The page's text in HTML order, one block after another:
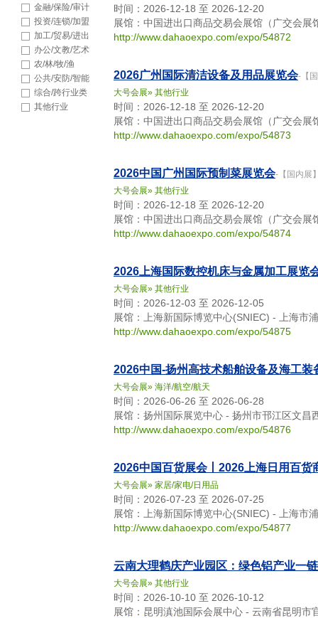
金融/保险/审计
投资/连锁/加盟
加工/贸易/进出
口 办公/文教/艺术
农/林/牧/渔
公共/安防/智能
综合/跨行业类
其他行业
时间：2026-12-18 至 2026-12-20
展馆：中国进出口商品交易会展馆（广交会
http://www.dahaoexpo.com/expo/54872
2026广州国际清洁设备及用品展览会-【
大号会展» 其他行业
时间：2026-12-18 至 2026-12-20
展馆：中国进出口商品交易会展馆（广交会
http://www.dahaoexpo.com/expo/54873
2026中国广州国际预制菜展览会-【国内展
大号会展» 其他行业
时间：2026-12-18 至 2026-12-20
展馆：中国进出口商品交易会展馆（广交会
http://www.dahaoexpo.com/expo/54874
2026上海国际数控机床与金属加工展览
大号会展» 其他行业
时间：2026-12-03 至 2026-12-05
展馆：上海新国际博览中心(SNIEC) - 上海市
http://www.dahaoexpo.com/expo/54875
2026中国-扬州高技术船舶设备及海工装
大号会展» 海洋/航空/航天
时间：2026-06-26 至 2026-06-28
展馆：扬州国际展览中心 - 扬州市邗江区文昌
http://www.dahaoexpo.com/expo/54876
2026中国百货展会丨2026上海日用百货
大号会展» 家居/家电/日用品
时间：2026-07-23 至 2026-07-25
展馆：上海新国际博览中心(SNIEC) - 上海市
http://www.dahaoexpo.com/expo/54877
云南大理鹤庆产业园区：绿色铝产业一
大号会展» 其他行业
时间：2026-10-10 至 2026-10-12
展馆：昆明滇池国际会展中心 - 云南省昆明市